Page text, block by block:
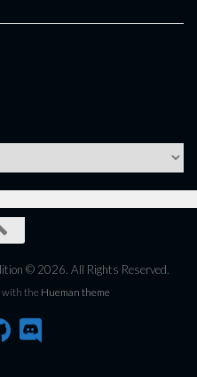
© 2026. All Rights Reserved.
with the Hueman theme